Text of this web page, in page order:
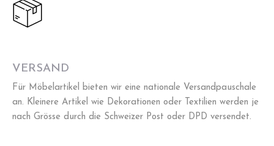
VERSAND
Für Möbelartikel bieten wir eine nationale Versandpauschale
an. Kleinere Artikel wie Dekorationen oder Textilien werden je
nach Grösse durch die Schweizer Post oder DPD versendet.